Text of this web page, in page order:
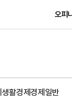
오피
생활경제경제일반